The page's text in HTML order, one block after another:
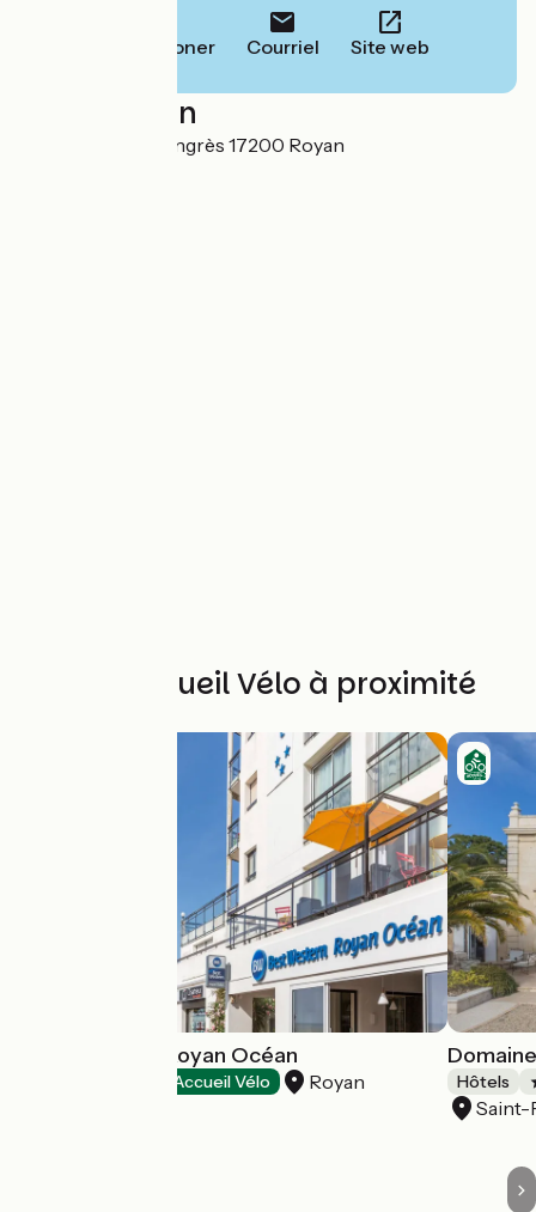
Téléphoner Courriel Site web
Localisation
57 avenue des Congrès 17200 Royan
Autres Accueil Vélo à proximité
Best Western Royan Océan
Accueil Vélo Royan Hôtels
Saint-